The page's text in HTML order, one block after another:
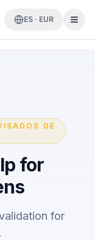
ES · EUR
DE
for
for